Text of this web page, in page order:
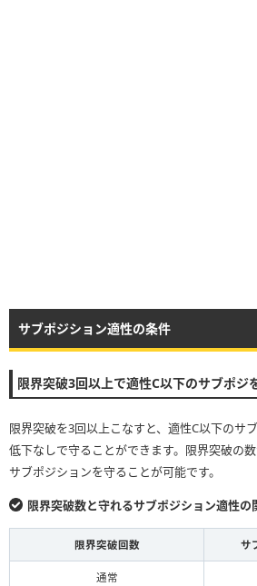
サブポジション適性の条件
限界突破3回以上で適性C以下のサブポジ
限界突破を3回以上こなすと、適性C以下のサ
低下なしで守ることができます。限界突破の
サブポジションを守ることが可能です。
限界突破数と守れるサブポジション適性の
限界突破回数 サ
通常